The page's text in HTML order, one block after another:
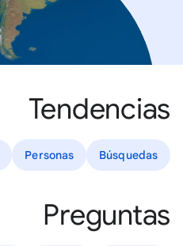
Tendencias
Búsquedas
Personas
Preguntas